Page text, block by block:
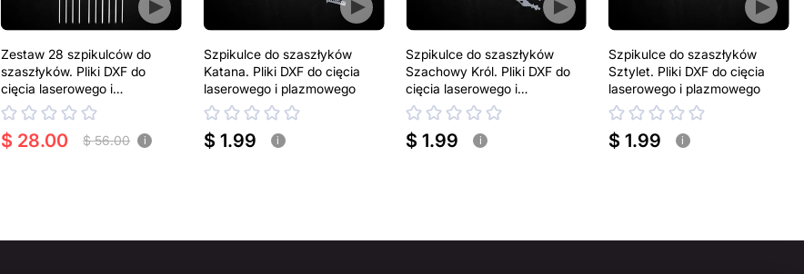
Zestaw 28 szpikulców do
szaszłyków. Pliki DXF do
cięcia laserowego i
plazmowego
$ 28.00 $ 56.00 i
Szpikulce do szaszłyków
Katana. Pliki DXF do cięcia
laserowego i plazmowego
$ 1.99 i
Szpikulce do szaszłyków
Szachowy Król. Pliki DXF do
cięcia laserowego i
plazmowego
$ 1.99 i
Szpikulce do szaszłyków
Sztylet. Pliki DXF do cięcia
laserowego i plazmowego
$ 1.99 i